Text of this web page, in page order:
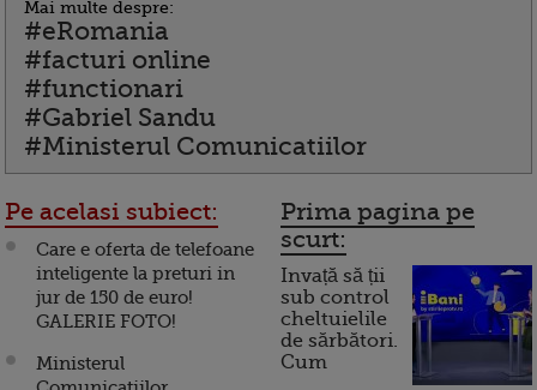
Mai multe despre:
#eRomania
#facturi online
#functionari
#Gabriel Sandu
#Ministerul Comunicatiilor
Pe acelasi subiect:
Care e oferta de telefoane
inteligente la preturi in
jur de 150 de euro!
GALERIE FOTO!
Ministerul
Prima pagina pe
scurt:
Invață să ții
sub control
cheltuielile
de sărbători.
Cum